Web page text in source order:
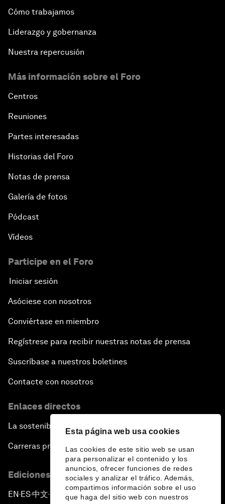
Esta página web usa cookies
Las cookies de este sitio web se usan
para personalizar el contenido y los
anuncios, ofrecer funciones de redes
sociales y analizar el tráfico. Además,
compartimos información sobre el uso
que haga del sitio web con nuestros
Cómo trabajamos
Liderazgo y gobernanza
Nuestra repercusión
Más información sobre el Foro
Centros
Reuniones
Partes interesadas
Historias del Foro
Notas de prensa
Galería de fotos
Pódcast
Vídeos
Participe en el Foro
Iniciar sesión
Asóciese con nosotros
Conviértase en miembro
Regístrese para recibir nuestras notas de prensa
Suscríbase a nuestros boletines
Contacte con nosotros
Enlaces directos
La sostenibilidad en el Foro
Carreras profesionales
Ediciones en otros idiomas
EN ▪ ES▪中文▪ 日本語